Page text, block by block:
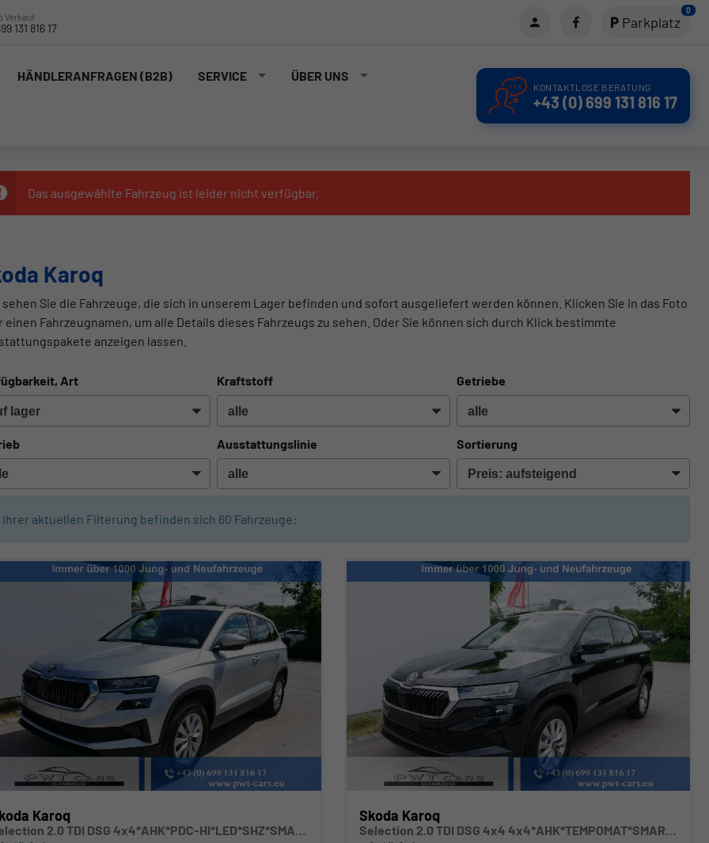
Verkauf
131 816 17 Parkplatz
0
HÄNDLERANFRAGEN (B2B) SERVICE ÜBER UNS
KONTAKTLOSE BERATUNG
+43 (0) 699 131 816 17
Das ausgewählte Fahrzeug ist leider nicht verfügbar.
Karoq
sehen Sie die Fahrzeuge, die sich in unserem Lager befinden und sofort ausgeliefert werden können. Klicken Sie in das Foto
einen Fahrzeugnamen, um alle Details dieses Fahrzeugs zu sehen. Oder Sie können sich durch Klick bestimmte
anzeigen lassen.
Art Kraftstoff Getriebe
Ausstattungslinie Sortierung
Ihrer aktuellen Filterung befinden sich 60 Fahrzeuge:
Karoq Skoda Karoq